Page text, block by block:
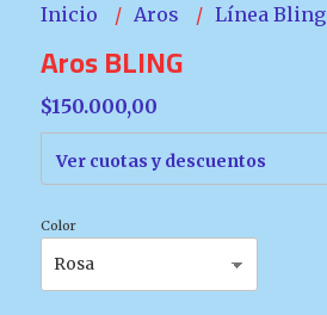
Inicio Aros Línea Bling
Aros BLING
$150.000,00
Ver cuotas y descuentos
Color